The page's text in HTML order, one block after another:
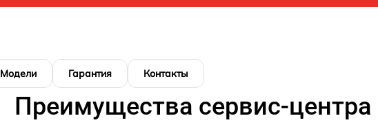
Модели Гарантия Контакты
Преимущества сервис-центра